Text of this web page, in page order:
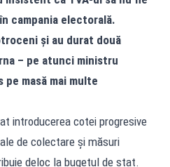
campania electorală.
și au durat două
– pe atunci ministru
pe masă mai multe
introducerea cotei progresive
de colectare și măsuri
deloc la bugetul de stat.